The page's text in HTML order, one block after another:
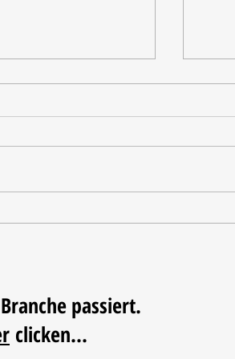
mit Mehrwert:
passiert.
clicken...